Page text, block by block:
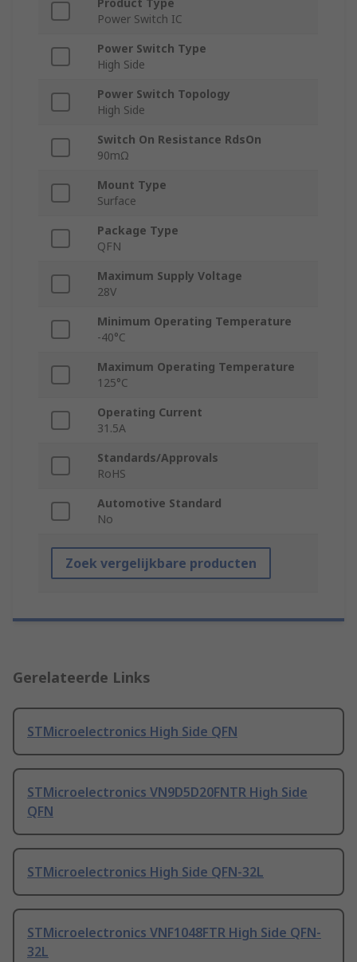
Product Type
Power Switch IC
Power Switch Type
High Side
Power Switch Topology
High Side
Switch On Resistance RdsOn
90mΩ
Mount Type
Surface
Package Type
QFN
Maximum Supply Voltage
28V
Minimum Operating Temperature
-40°C
Maximum Operating Temperature
125°C
Operating Current
31.5A
Standards/Approvals
RoHS
Automotive Standard
No
Zoek vergelijkbare producten
Gerelateerde Links
STMicroelectronics High Side QFN
STMicroelectronics VN9D5D20FNTR High Side
QFN
STMicroelectronics High Side QFN-32L
STMicroelectronics VNF1048FTR High Side QFN-
32L